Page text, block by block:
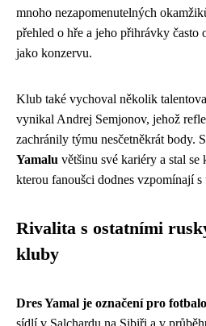
mnoho nezapomenutelných
přehled o hře a jeho přihrávky často
jako konzervu.
Klub také vychoval několik
vynikal Andrej Semjonov, jehož
zachránily týmu nesčetněkrát body.
Yamalu většinu své kariéry a stal
kterou fanoušci dodnes vzpomínají s
Rivalita s ostatními
kluby
Dres Yamal je označení pro
sídlí v Salchardu na Sibiři a v